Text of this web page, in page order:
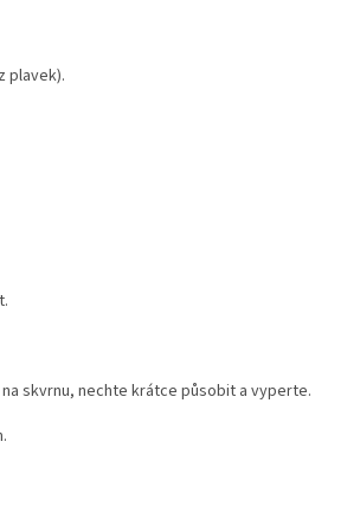
plavek).
skvrnu, nechte krátce působit a vyperte.